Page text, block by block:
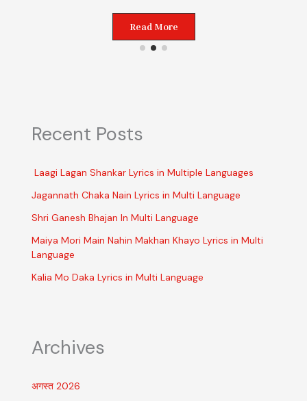
Read More
Recent Posts
Laagi Lagan Shankar Lyrics in Multiple Languages
Jagannath Chaka Nain Lyrics in Multi Language
Shri Ganesh Bhajan In Multi Language
Maiya Mori Main Nahin Makhan Khayo Lyrics in Multi
Language
Kalia Mo Daka Lyrics in Multi Language
Archives
अगस्त 2026